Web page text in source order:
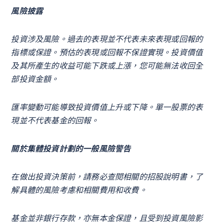
風險披露
投資涉及風險。過去的表現並不代表未來表現或回報的
指標或保證。預估的表現或回報不保證實現。投資價值
及其所產生的收益可能下跌或上漲，您可能無法收回全
部投資金額。
匯率變動可能導致投資價值上升或下降。單一股票的表
現並不代表基金的回報。
關於集體投資計劃的一般風險警告
在做出投資決策前，請務必查閱相關的招股說明書，了
解具體的風險考慮和相關費用和收費。
基金並非銀行存款，亦無本金保證，且受到投資風險影